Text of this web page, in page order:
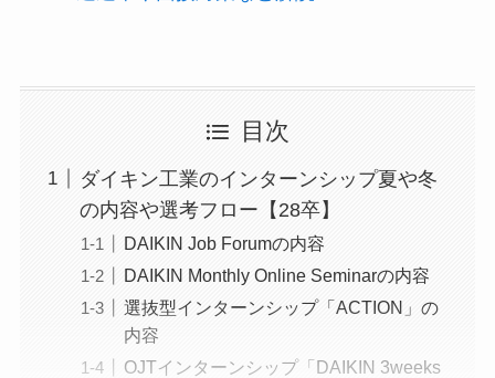
目次
ダイキン工業のインターンシップ夏や冬
の内容や選考フロー【28卒】
DAIKIN Job Forumの内容
DAIKIN Monthly Online Seminarの内容
選抜型インターンシップ「ACTION」の
内容
OJTインターンシップ「DAIKIN 3weeks